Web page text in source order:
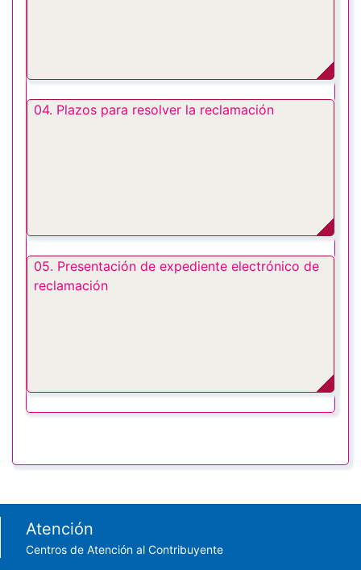
04. Plazos para resolver la reclamación
05. Presentación de expediente electrónico de
reclamación
Footer menu
Atención
Centros de Atención al Contribuyente